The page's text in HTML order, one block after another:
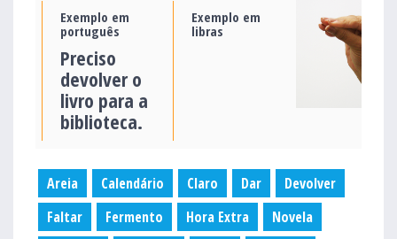
Exemplo em
português
Preciso
devolver o
livro para a
biblioteca.
Exemplo em
libras
Areia Calendário Claro Dar
Devolver
Faltar
Fermento Hora Extra
Novela